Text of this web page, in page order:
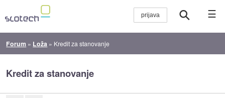
☰
Forum » Loža » Kredit za stanovanje
Kredit za stanovanje